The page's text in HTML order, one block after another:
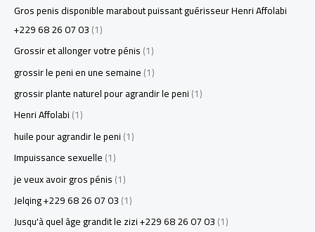
Gros penis disponible marabout puissant guérisseur Henri Affolabi
+229 68 26 07 03(1)
Grossir et allonger votre pénis(1)
grossir le peni en une semaine(1)
grossir plante naturel pour agrandir le peni(1)
Henri Affolabi(1)
huile pour agrandir le peni(1)
Impuissance sexuelle(1)
je veux avoir gros pénis(1)
Jelqing +229 68 26 07 03(1)
Jusqu'à quel âge grandit le zizi +229 68 26 07 03(1)